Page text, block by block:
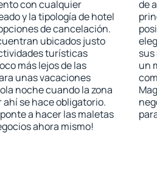
con cualquier
y la tipología de hotel
de cancelación.
ubicados justo
turísticas
más lejos de las
unas vacaciones
noche cuando la zona
se hace obligatorio.
a hacer las maletas
ahora mismo!
de
un